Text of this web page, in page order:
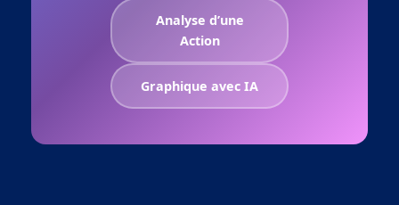
Analyse d’une
Action
Graphique avec IA